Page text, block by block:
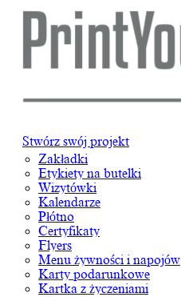
Stwórz swój projekt
Zakładki
Etykiety na butelki
Wizytówki
Kalendarze
Płótno
Certyfikaty
Flyers
Menu żywności i napojów
Karty podarunkowe
Kartka z życzeniami